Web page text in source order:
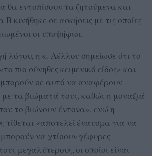
θα εντοπίσουν τα ζητούμενα και
Β κινήθηκε σε ασκήσεις με τις οποίες
οι υποψήφιοι.
λόγου, η κ. Λέλλου σημείωσε ότι το
πιο σύνηθες κειμενικό είδος» και
μπορούν σε αυτό να αναφέρουν
τα βιώματά τους, καθώς η μοναξιά
το βιώνουν έντονα», ενώ η
τίθεται «αποτελεί έναυσμα για να
να χτίσουν γέφυρες
μεγαλύτερους, οι οποίοι είναι